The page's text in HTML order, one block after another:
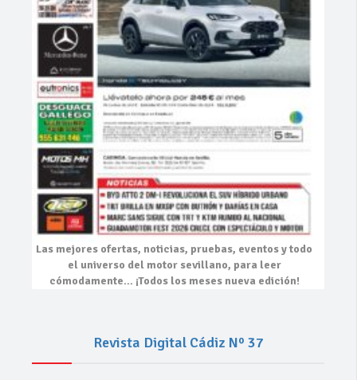
Las mejores ofertas, noticias, pruebas, eventosy todo
el universo del motor sevillano, para leer
cómodamente… ¡Todos los meses nueva edición!
Revista Digital Cádiz Nº 37